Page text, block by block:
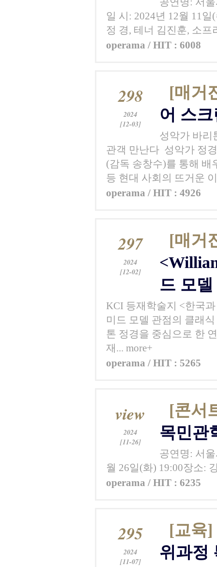
일 시: 2024년 12월 11
정 경, 테너 김진훈, 소프
operama / HIT : 6008
298
2024
[12-03]
[매거
어 스
성악가 바리
관객 만난다 성악가 정
(감독 송창수)를 통해 배
등 현대 사회의 뜨거운
operama / HIT : 4926
297
2024
[12-02]
[매거
드 모
KCI 등재학술지 <한국
미드 모델 관점의 클래
톤 정경을 중심으로 한
재... more+
operama / HIT : 5265
view
2024
[11-26]
[콘서
목민관
공연명: 서
월 26일(화) 19:00장소:
operama / HIT : 6235
295
2024
[11-07]
[교육]
위과정